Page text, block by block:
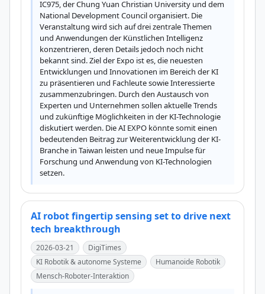
IC975, der Chung Yuan Christian University und dem
National Development Council organisiert. Die
Veranstaltung wird sich auf drei zentrale Themen
und Anwendungen der Künstlichen Intelligenz
konzentrieren, deren Details jedoch noch nicht
bekannt sind. Ziel der Expo ist es, die neuesten
Entwicklungen und Innovationen im Bereich der KI
zu präsentieren und Fachleute sowie Interessierte
zusammenzubringen. Durch den Austausch von
Experten und Unternehmen sollen aktuelle Trends
und zukünftige Möglichkeiten in der KI-Technologie
diskutiert werden. Die AI EXPO könnte somit einen
bedeutenden Beitrag zur Weiterentwicklung der KI-
Branche in Taiwan leisten und neue Impulse für
Forschung und Anwendung von KI-Technologien
setzen.
AI robot fingertip sensing set to drive next
tech breakthrough
2026-03-21
DigiTimes
KI Robotik & autonome Systeme
Humanoide Robotik
Mensch-Roboter-Interaktion